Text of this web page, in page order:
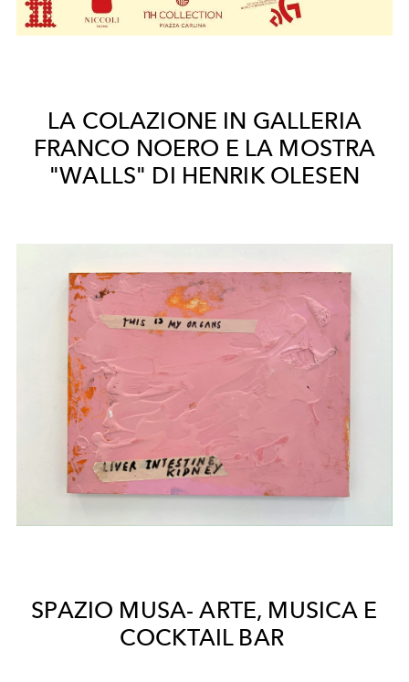
LA COLAZIONE IN GALLERIA
FRANCO NOERO E LA MOSTRA
"WALLS" DI HENRIK OLESEN
SPAZIO MUSA- ARTE, MUSICA E
COCKTAIL BAR